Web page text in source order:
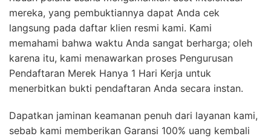
mereka, yang pembuktiannya dapat Anda cek
langsung pada daftar klien resmi kami. Kami
memahami bahwa waktu Anda sangat berharga; oleh
karena itu, kami menawarkan proses Pengurusan
Pendaftaran Merek Hanya 1 Hari Kerja untuk
menerbitkan bukti pendaftaran Anda secara instan.
Dapatkan jaminan keamanan penuh dari layanan kami,
sebab kami memberikan Garansi 100% uang kembali